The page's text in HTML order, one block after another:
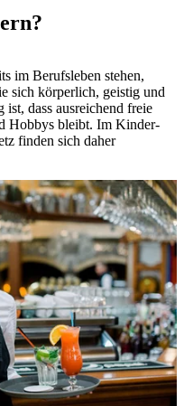
im Berufsleben stehen,
sich körperlich, geistig und
dass ausreichend freie
Hobbys bleibt. Im Kinder-
finden sich daher